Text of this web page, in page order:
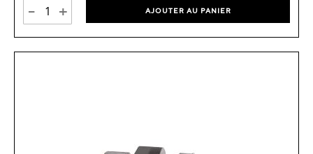
- + AJOUTER AU PANIER